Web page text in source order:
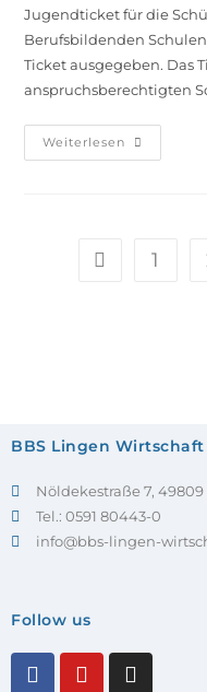
Jugendticket für die
Berufsbildenden
Ticket ausgegeben. Das
anspruchsberechtigten
Weiterlesen
1
BBS Lingen Wirtschaft
Nöldekestraße 7,
Tel.: 0591 80443-0
info@bbs-lingen-
Follow us